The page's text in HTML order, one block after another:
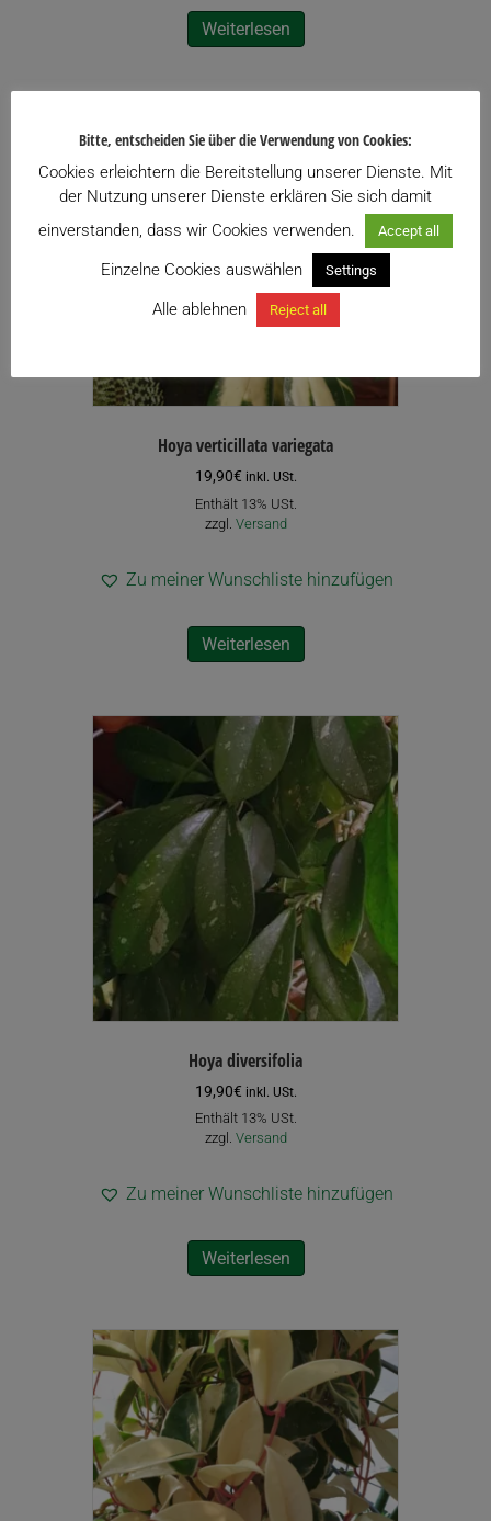
Weiterlesen
Hoya verticillata variegata
19,90€ inkl. USt.
Enthält 13% USt.
zzgl. Versand
Zu meiner Wunschliste hinzufügen
Weiterlesen
Hoya diversifolia
19,90€ inkl. USt.
Enthält 13% USt.
zzgl. Versand
Zu meiner Wunschliste hinzufügen
Weiterlesen
Bitte, entscheiden Sie über die Verwendung von Cookies:
Cookies erleichtern die Bereitstellung unserer Dienste. Mit
der Nutzung unserer Dienste erklären Sie sich damit
einverstanden, dass wir Cookies verwenden.
Accept all
Einzelne Cookies auswählen Settings
Alle ablehnen Reject all